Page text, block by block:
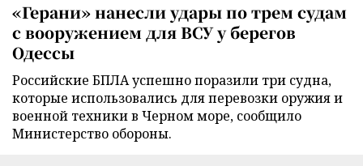
«Герани» нанесли удары по трем судам
с вооружением для ВСУ у берегов
Одессы
Российские БПЛА успешно поразили три судна,
которые использовались для перевозки оружия и
военной техники в Черном море, сообщило
Министерство обороны.